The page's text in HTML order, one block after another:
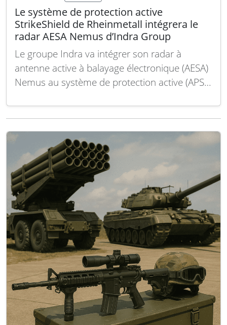
Le système de protection active
StrikeShield de Rheinmetall intégrera le
radar AESA Nemus d’Indra Group
Le groupe Indra va intégrer son radar à
antenne active à balayage électronique (AESA)
Nemus au système de protection active (APS)
véhicules militaires. Cette collaboration fait
deux entreprises, qui ont travaillé ces
dernières années à optimiser les…